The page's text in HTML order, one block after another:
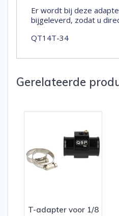
Er wordt bij deze
bijgeleverd, zodat u
QT14T-34
Gerelateerde
T-adapter voor 1/8